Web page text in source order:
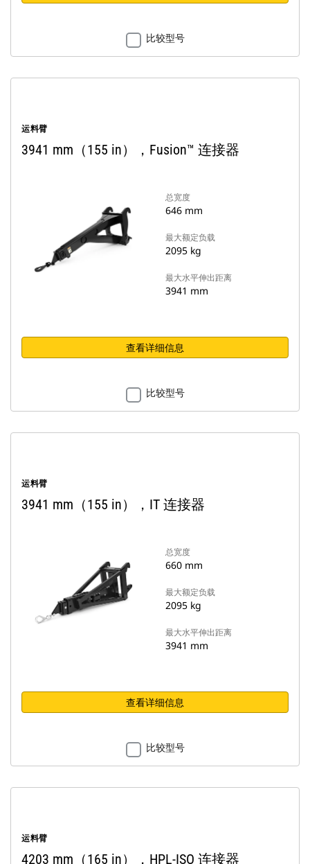
比较型号
运料臂
3941 mm（155 in），Fusion™ 连接器
总宽度
646 mm
最大额定负载
2095 kg
最大水平伸出距离
3941 mm
查看详细信息
比较型号
运料臂
3941 mm（155 in），IT 连接器
总宽度
660 mm
最大额定负载
2095 kg
最大水平伸出距离
3941 mm
查看详细信息
比较型号
运料臂
4203 mm（165 in），HPL-ISO 连接器